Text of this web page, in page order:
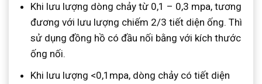
Khi lưu lượng dòng chảy từ 0,1 – 0,3 mpa, tương
đương với lưu lượng chiếm 2/3 tiết diện ống. Thì
sử dụng đồng hồ có đầu nối bằng với kích thước
ống nối.
Khi lưu lượng <0,1mpa, dòng chảy có tiết diện